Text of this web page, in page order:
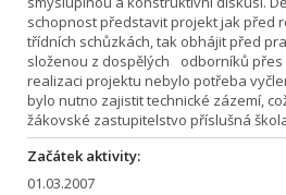
schopnost představit projekt jak před
třídních schůzkách, tak obhájit před
složenou z dospělých odborníků přes
realizaci projektu nebylo potřeba
bylo nutno zajistit technické zázemí,
žákovské zastupitelstvo příslušná
Začátek aktivity:
01.03.2007